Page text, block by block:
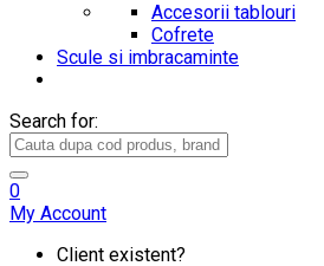
Accesorii tablouri
Cofrete
Scule si imbracaminte
Search for:
0
My Account
Client existent?